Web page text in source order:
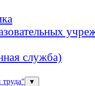
служба)
▼